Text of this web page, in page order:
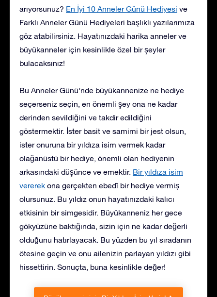
arıyorsunuz? En İyi 10 Anneler Günü Hediyesi ve
Farklı Anneler Günü Hediyeleri başlıklı yazılarımıza
göz atabilirsiniz. Hayatınızdaki harika anneler ve
büyükanneler için kesinlikle özel bir şeyler
bulacaksınız!
Bu Anneler Günü’nde büyükannenize ne hediye
seçerseniz seçin, en önemli şey ona ne kadar
derinden sevildiğini ve takdir edildiğini
göstermektir. İster basit ve samimi bir jest olsun,
ister onuruna bir yıldıza isim vermek kadar
olağanüstü bir hediye, önemli olan hediyenin
arkasındaki düşünce ve emektir. Bir yıldıza isim
vererek ona gerçekten ebedî bir hediye vermiş
olursunuz. Bu yıldız onun hayatınızdaki kalıcı
etkisinin bir simgesidir. Büyükanneniz her gece
gökyüzüne baktığında, sizin için ne kadar değerli
olduğunu hatırlayacak. Bu yüzden bu yıl sıradanın
ötesine geçin ve onu ailenizin parlayan yıldızı gibi
hissettirin. Sonuçta, buna kesinlikle değer!